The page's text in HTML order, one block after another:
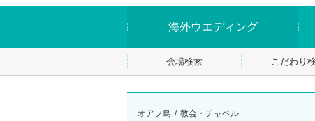
海外ウエディング
会場検索 こだわり
オアフ島 教会・チャペル